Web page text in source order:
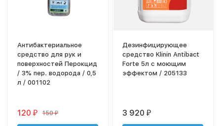
Антибактериальное
средство для рук и
поверхностей Перокцид
/ 3% пер. водорода / 0,5
л / 001102
120₽ 150₽
Дезинфицирующее
средство Klinin Antibact
Forte 5л с моющим
эффектом / 205133
3 920₽